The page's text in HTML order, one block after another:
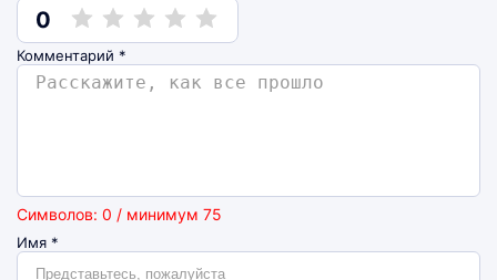
0
Комментарий *
Символов: 0 / минимум 75
Имя *